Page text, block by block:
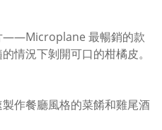
——Microplane 最暢銷的款
況下剝開可口的柑橘皮。
作餐廳風格的菜餚和雞尾酒